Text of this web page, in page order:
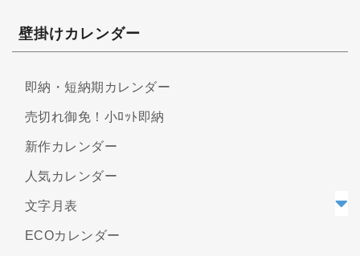
壁掛けカレンダー
即納・短納期カレンダー
売切れ御免！小ﾛｯﾄ即納
新作カレンダー
人気カレンダー
文字月表
ECOカレンダー